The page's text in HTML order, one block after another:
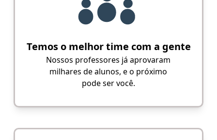
Temos o melhor time com a gente
Nossos professores já aprovaram
milhares de alunos, e o próximo
pode ser você.